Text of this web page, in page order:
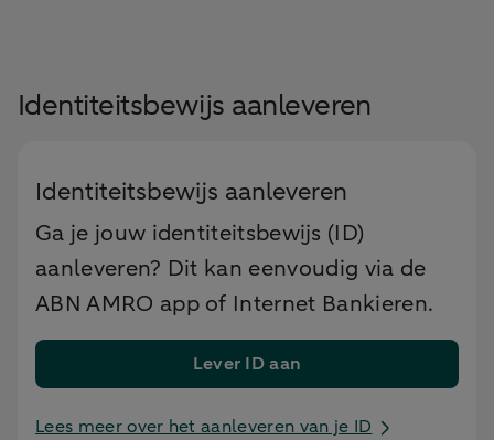
Identiteitsbewijs aanleveren
Identiteitsbewijs aanleveren
Ga je jouw identiteitsbewijs (ID)
aanleveren? Dit kan eenvoudig via de
ABN AMRO app of Internet Bankieren.
Lever ID aan
Lees meer over het aanleveren van je ID